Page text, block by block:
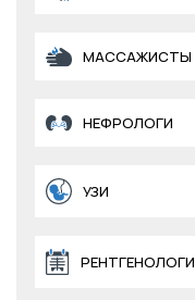
МАССАЖИСТЫ
НЕФРОЛОГИ
УЗИ
РЕНТГЕНОЛОГИ